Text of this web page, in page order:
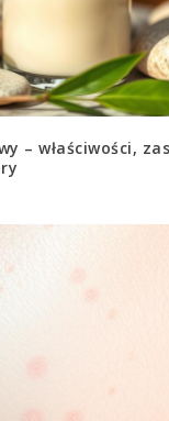
– właściwości,